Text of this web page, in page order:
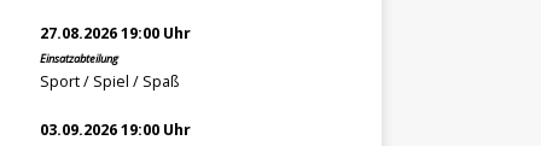
27.08.2026 19:00 Uhr
Einsatzabteilung
Sport / Spiel / Spaß
03.09.2026 19:00 Uhr